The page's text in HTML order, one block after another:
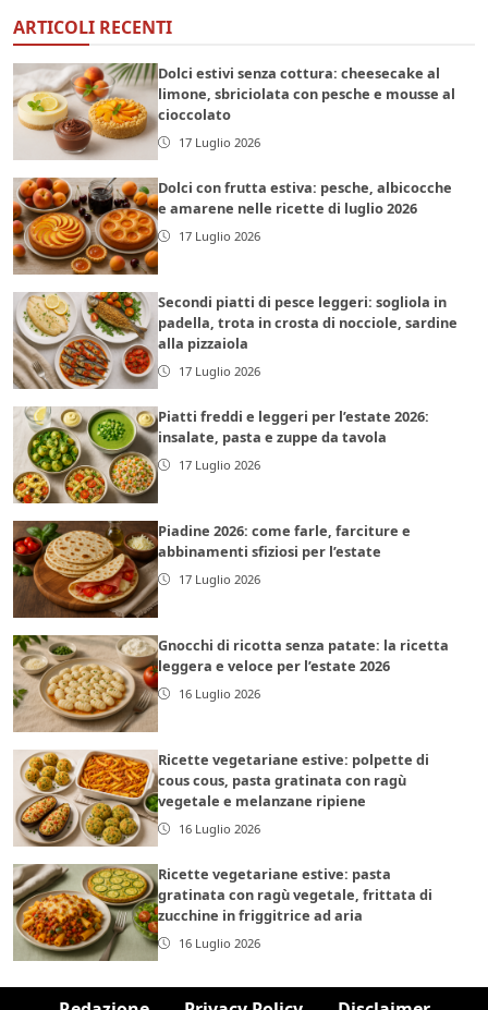
ARTICOLI RECENTI
Dolci estivi senza cottura: cheesecake al
limone, sbriciolata con pesche e mousse al
cioccolato
17 Luglio 2026
Dolci con frutta estiva: pesche, albicocche
e amarene nelle ricette di luglio 2026
17 Luglio 2026
Secondi piatti di pesce leggeri: sogliola in
padella, trota in crosta di nocciole, sardine
alla pizzaiola
17 Luglio 2026
Piatti freddi e leggeri per l’estate 2026:
insalate, pasta e zuppe da tavola
17 Luglio 2026
Piadine 2026: come farle, farciture e
abbinamenti sfiziosi per l’estate
17 Luglio 2026
Gnocchi di ricotta senza patate: la ricetta
leggera e veloce per l’estate 2026
16 Luglio 2026
Ricette vegetariane estive: polpette di
cous cous, pasta gratinata con ragù
vegetale e melanzane ripiene
16 Luglio 2026
Ricette vegetariane estive: pasta
gratinata con ragù vegetale, frittata di
zucchine in friggitrice ad aria
16 Luglio 2026